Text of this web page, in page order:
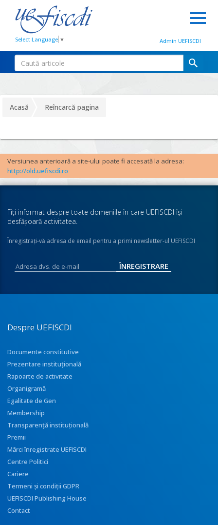
Select Language ▼ Admin UEFISCDI
Acasă Reîncarcă pagina
Versiunea anterioară a site-ului poate fi accesată la adresa:
http://old.uefiscdi.ro
Fiţi informat despre toate domeniile în care UEFISCDI îşi
desfăşoară activitatea.
Înregistraţi-vă adresa de email pentru a primi newsletter-ul UEFISCDI
Despre UEFISCDI
Documente constitutive
Prezentare instituţională
Rapoarte de activitate
Organigramă
Egalitate de Gen
Membership
Transparenţă instituţională
Premii
Mărci înregistrate UEFISCDI
Centre Politici
Cariere
Termeni și condiții GDPR
UEFISCDI Publishing House
Contact